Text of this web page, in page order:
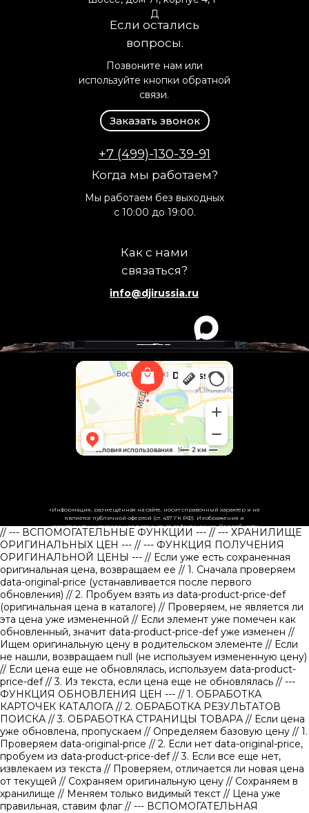
Когда мы работаем?
Если остались
вопросы.
Как с нами
связаться?
Д
Мы работаем без выходных
с 10:00 до 19:00.
Позвоните нам или
используйте кнопки обратной
связи.
+7 (499)-130-39-91
info@djirussia.ru
Заказать звонок
«Информация, размещённая на сайте, носит справочный характер и не
является публичной офертой (ст. 437 ГК РФ). Изображения и
характеристики товаров могут отличаться от фактических. Подробности
уточняйте у менеджеров.»
// --- ВСПОМОГАТЕЛЬНЫЕ ФУНКЦИИ --- // --- ХРАНИЛИЩЕ
ОРИГИНАЛЬНЫХ ЦЕН --- // --- ФУНКЦИЯ ПОЛУЧЕНИЯ
ОРИГИНАЛЬНОЙ ЦЕНЫ --- // Если уже есть сохраненная
оригинальная цена, возвращаем ее // 1. Сначала проверяем
data-original-price (устанавливается после первого
обновления) // 2. Пробуем взять из data-product-price-def
(оригинальная цена в каталоге) // Проверяем, не является ли
эта цена уже измененной // Если элемент уже помечен как
обновленный, значит data-product-price-def уже изменен //
Ищем оригинальную цену в родительском элементе // Если
не нашли, возвращаем null (не используем измененную цену)
// Если цена еще не обновлялась, используем data-product-
price-def// 3. Из текста, если цена еще не обновлялась // ---
ФУНКЦИЯ ОБНОВЛЕНИЯ ЦЕН --- // 1. ОБРАБОТКА
КАРТОЧЕК КАТАЛОГА // 2. ОБРАБОТКА РЕЗУЛЬТАТОВ
ПОИСКА // 3. ОБРАБОТКА СТРАНИЦЫ ТОВАРА // Если цена
уже обновлена, пропускаем // Определяем базовую цену // 1.
Проверяем data-original-price // 2. Если нет data-original-price,
пробуем из data-product-price-def// 3. Если все еще нет,
извлекаем из текста // Проверяем, отличается ли новая цена
от текущей // Сохраняем оригинальную цену // Сохраняем в
хранилище // Меняем только видимый текст // Цена уже
правильная, ставим флаг// --- ВСПОМОГАТЕЛЬНАЯ